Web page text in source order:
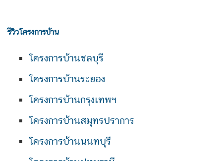
รีวิวโครงการบ้าน
โครงการบ้านชลบุรี
โครงการบ้านระยอง
โครงการบ้านกรุงเทพฯ
โครงการบ้านสมุทรปราการ
โครงการบ้านนนทบุรี